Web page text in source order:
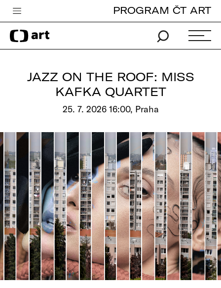
Česká televize
Zpravodajství
Vše o ČT
PROGRAM ČT ART
JAZZ ON THE ROOF: MISS
KAFKA QUARTET
25. 7. 2026 16:00, Praha